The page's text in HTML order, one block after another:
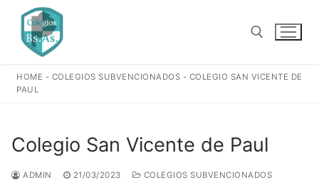
contenido
HOME - COLEGIOS SUBVENCIONADOS - COLEGIO SAN VICENTE DE
PAUL
Colegio San Vicente de Paul
ADMIN 21/03/2023
COLEGIOS SUBVENCIONADOS